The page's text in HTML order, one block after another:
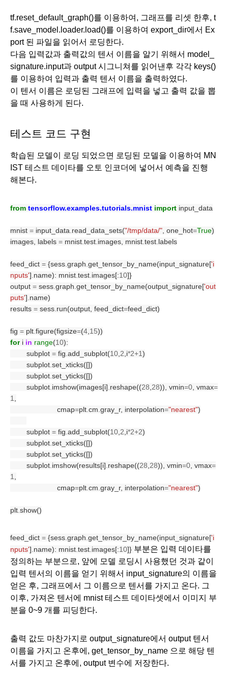
tf.reset_default_graph()를 이용하여, 그래프를 리셋 한후, t
f.save_model.loader.load()를 이용하여 export_dir에서 Ex
port 된 파일을 읽어서 로딩한다.
다음 입력값과 출력값의 텐서 이름을 알기 위해서 model_
signature.input과 output 시그니쳐를 읽어낸후 각각 keys()
를 이용하여 입력과 출력 텐서 이름을 출력하였다.
이 텐서 이름은 로딩된 그래프에 입력을 넣고 출력 값을 뽑
을 때 사용하게 된다.
테스트 코드 구현
학습된 모델이 로딩 되었으면 로딩된 모델을 이용하여 MN
IST 테스트 데이타를 오토 인코더에 넣어서 예측을 진행
해본다.
from tensorflow.examples.tutorials.mnist import input_data
mnist = input_data read_data_sets("/tmp/data/" , one_hot=True)
images, labels = mnist test images, mnist test labels
feed_dict = {sess graph get_tensor_by_name(input_signature['i
nputs'] name): mnist test images[:10]}
output = sess graph get_tensor_by_name(output_signature['out
puts'] name)
results = sess run(output, feed_dict=feed_dict)
fig = plt figure(figsize=(4 15))
for i in range(10):
subplot = fig add_subplot(10 2 ,i*2+1)
subplot set_xticks([])
subplot set_yticks([])
subplot imshow(images[i] reshape((28 28)), vmin=0 , vmax=
1
cmap=plt cm gray_r, interpolation="nearest")
subplot = fig add_subplot(10 2 ,i*2+2)
subplot set_xticks([])
subplot set_yticks([])
subplot imshow(results[i] reshape((28 28)), vmin=0 , vmax=
1
cmap=plt cm gray_r, interpolation="nearest")
plt show()
feed_dict = {sess graph get_tensor_by_name(input_signature['i
nputs'] name): mnist test images[:10]} 부분은 입력 데이타를
정의하는 부분으로, 앞에 모델 로딩시 사용했던 것과 같이
입력 텐서의 이름을 얻기 위해서 input_signature의 이름을
얻은 후, 그래프에서 그 이름으로 텐서를 가지고 온다. 그
이후, 가져온 텐서에 mnist 테스트 데이타셋에서 이미지 부
분을 0~9 개를 피딩한다.
출력 값도 마찬가지로 output_signature에서 output 텐서
이름을 가지고 온후에, get_tensor_by_name 으로 해당 텐
서를 가지고 온후에, output 변수에 저장한다.